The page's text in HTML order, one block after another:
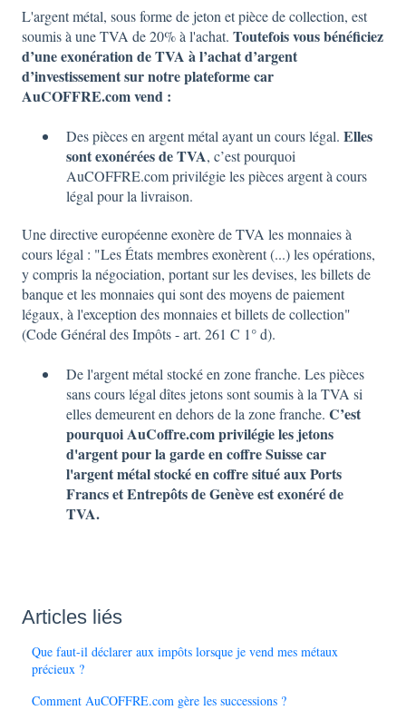
L'argent métal, sous forme de jeton et pièce de collection, est
soumis à une TVA de 20% à l'achat. Toutefois vous bénéficiez
d’une exonération de TVA à l’achat d’argent
d’investissement sur notre plateforme car
AuCOFFRE.com vend :
Des pièces en argent métal ayant un cours légal. Elles
sont exonérées de TVA, c’est pourquoi
AuCOFFRE.com privilégie les pièces argent à cours
légal pour la livraison.
Une directive européenne exonère de TVA les monnaies à
cours légal : "Les États membres exonèrent (...) les opérations,
y compris la négociation, portant sur les devises, les billets de
banque et les monnaies qui sont des moyens de paiement
légaux, à l'exception des monnaies et billets de collection"
(Code Général des Impôts - art. 261 C 1° d).
De l'argent métal stocké en zone franche. Les pièces
sans cours légal dîtes jetons sont soumis à la TVA si
elles demeurent en dehors de la zone franche. C’est
pourquoi AuCoffre.com privilégie les jetons
d'argent pour la garde en coffre Suisse car
l'argent métal stocké en coffre situé aux Ports
Francs et Entrepôts de Genève est exonéré de
TVA.
Articles liés
Que faut-il déclarer aux impôts lorsque je vend mes métaux
précieux ?
Comment AuCOFFRE.com gère les successions ?